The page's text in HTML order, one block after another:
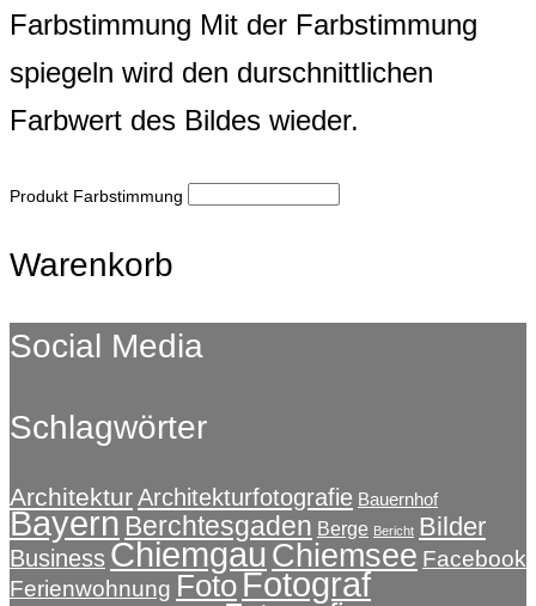
Farbstimmung Mit der Farbstimmung
spiegeln wird den durschnittlichen
Farbwert des Bildes wieder.
Produkt Farbstimmung
Warenkorb
Social Media
Schlagwörter
ArchitekturArchitekturfotografie Bauernhof
Bayern Berchtesgaden Berge Bericht Bilder
Business Chiemgau Chiemsee Facebook
Ferienwohnung Foto Fotograf